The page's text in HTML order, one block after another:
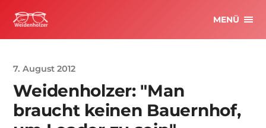
MENÜ
7. August 2012
Weidenholzer: "Man
braucht keinen Bauernhof,